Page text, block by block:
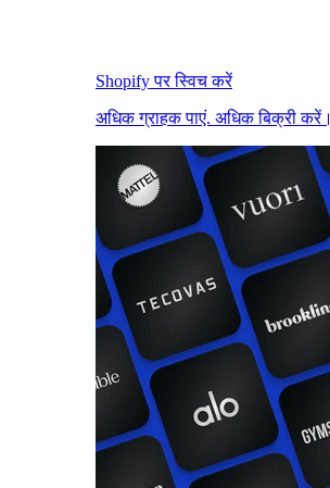
Shopify पर स्विच करें
अधिक ग्राहक पाएं. अधिक बिक्री करें।